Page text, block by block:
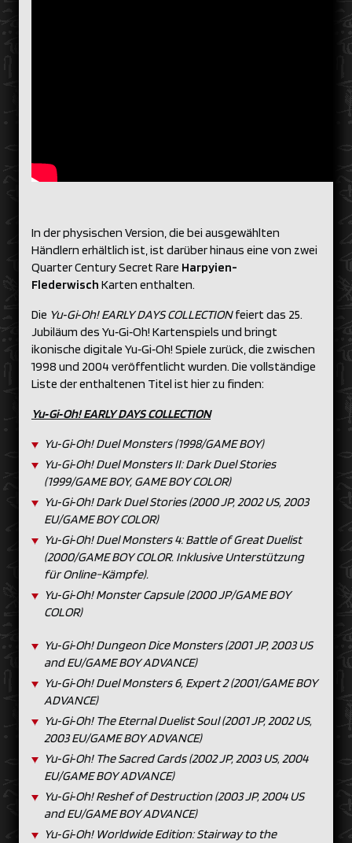
In der physischen Version, die bei ausgewählten
Händlern erhältlich ist, ist darüber hinaus eine von zwei
Quarter Century Secret Rare Harpyien-
Flederwisch Karten enthalten.
Die Yu‑Gi‑Oh! EARLY DAYS COLLECTIONfeiert das 25.
Jubiläum des Yu‑Gi‑Oh! Kartenspiels und bringt
ikonische digitale Yu‑Gi‑Oh! Spiele zurück, die zwischen
1998 und 2004 veröffentlicht wurden. Die vollständige
Liste der enthaltenen Titel ist hier zu finden:
Yu‑Gi‑Oh!EARLY DAYS COLLECTION
Yu‑Gi‑Oh! Duel Monsters (1998/GAME BOY)
Yu‑Gi‑Oh! Duel Monsters II: Dark Duel Stories
(1999/GAME BOY, GAME BOY COLOR)
Yu‑Gi‑Oh! Dark Duel Stories (2000 JP, 2002 US, 2003
EU/GAME BOY COLOR)
Yu‑Gi‑Oh! Duel Monsters 4: Battle of Great Duelist
(2000/GAME BOY COLOR. Inklusive Unterstützung
für Online-Kämpfe).​
Yu‑Gi‑Oh! Monster Capsule (2000 JP/GAME BOY
COLOR)
Yu‑Gi‑Oh! Dungeon Dice Monsters (2001 JP, 2003 US
and EU/GAME BOY ADVANCE)
Yu‑Gi‑Oh! Duel Monsters 6, Expert 2 (2001/GAME BOY
ADVANCE)
Yu‑Gi‑Oh! The Eternal Duelist Soul (2001 JP, 2002 US,
2003 EU/GAME BOY ADVANCE)
Yu‑Gi‑Oh! The Sacred Cards (2002 JP, 2003 US, 2004
EU/GAME BOY ADVANCE)
Yu‑Gi‑Oh! Reshef of Destruction (2003 JP, 2004 US
and EU/GAME BOY ADVANCE)
Yu‑Gi‑Oh! Worldwide Edition: Stairway to the